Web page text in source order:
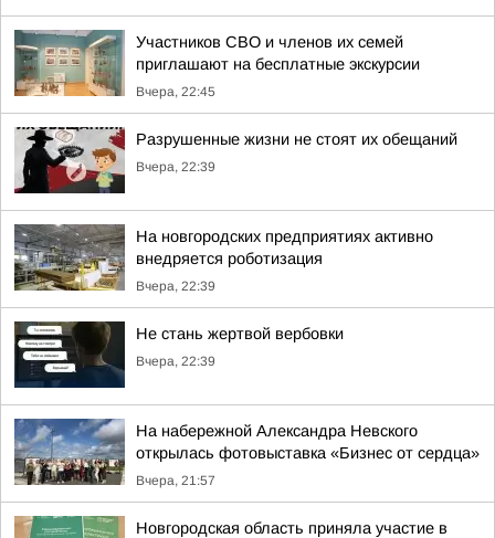
Участников СВО и членов их семей
приглашают на бесплатные экскурсии
Вчера, 22:45
Разрушенные жизни не стоят их обещаний
Вчера, 22:39
На новгородских предприятиях активно
внедряется роботизация
Вчера, 22:39
Не стань жертвой вербовки
Вчера, 22:39
На набережной Александра Невского
открылась фотовыставка «Бизнес от сердца»
Вчера, 21:57
Новгородская область приняла участие в